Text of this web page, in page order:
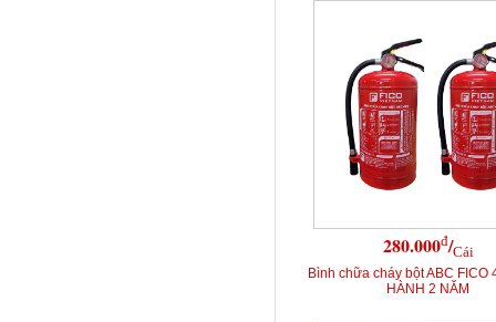
280.000đ/Cái
Bình chữa cháy bột ABC FICO
HÀNH 2 NĂM